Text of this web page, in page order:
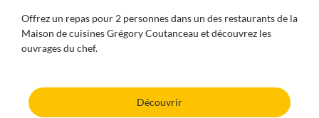
Offrez un repas pour 2 personnes dans un des restaurants de la
Maison de cuisines Grégory Coutanceau et découvrez les
ouvrages du chef.
Découvrir